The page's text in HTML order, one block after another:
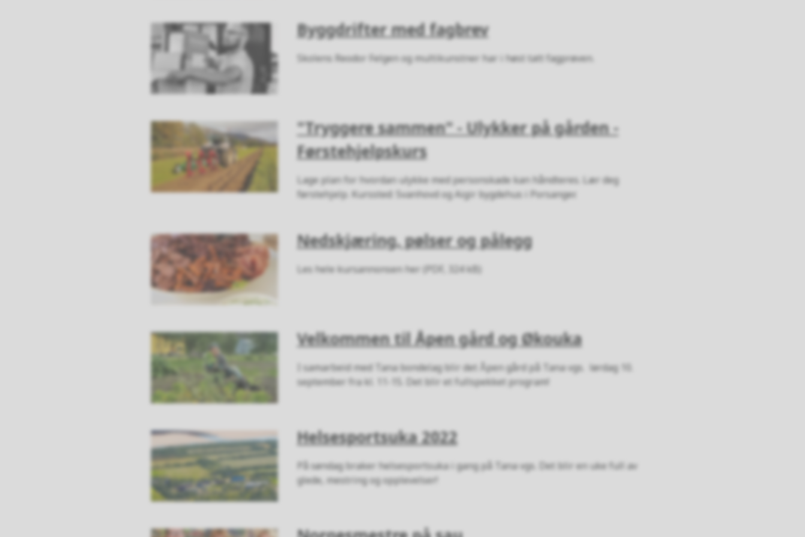
Byggdrifter med fagbrev
Skolens Reodor Felgen og multikunstner har i høst tatt fagprøven.
"Tryggere sammen" - Ulykker på gården -
Førstehjelpskurs
Lage plan for hvordan ulykke med personskade kan håndteres. Lær deg
førstehjelp. Kurssted: Svanhovd og Aigir bygdehus i Porsanger.
Nedskjæring, pølser og pålegg
Les hele kursannonsen her (PDF, 324 kB)
Velkommen til Åpen gård og Økouka
I samarbeid med Tana bondelag blir det Åpen gård på Tana vgs. lørdag 10.
september fra kl. 11-15. Det blir et fullspekket program!
Helsesportsuka 2022
På søndag braker helsesportsuka i gang på Tana vgs. Det blir en uke full av
glede, mestring og opplevelser!